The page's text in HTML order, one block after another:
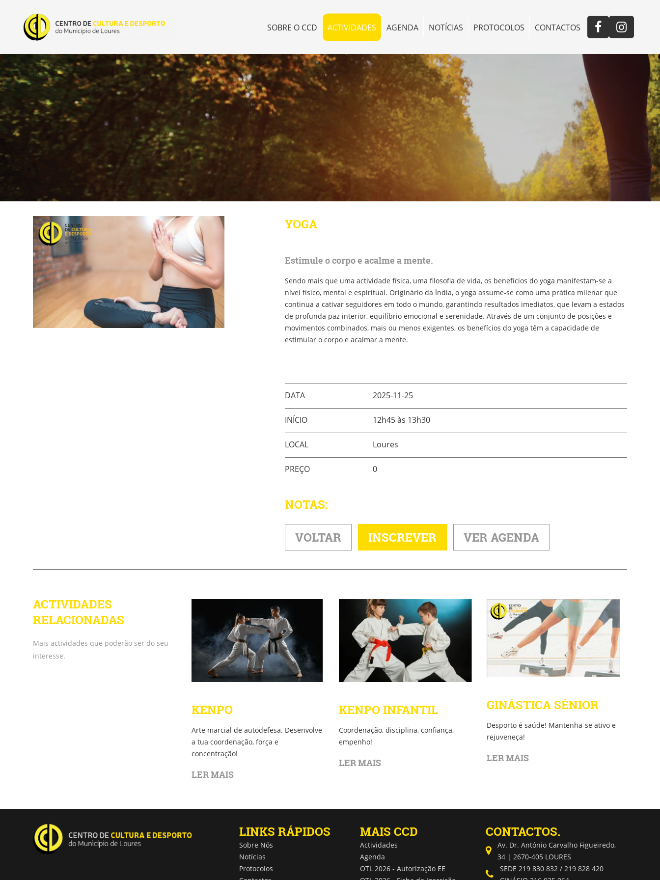
SOBRE O CCD ACTIVIDADES AGENDA NOTÍCIAS PROTOCOLOS CONTACTOS
YOGA
Estimule o corpo e acalme a mente.
Sendo mais que uma actividade física, uma filosofia de vida, os benefícios do yoga manifestam-se a
nível físico, mental e espiritual. Originário da Índia, o yoga assume-se como uma prática milenar que
continua a cativar seguidores em todo o mundo, garantindo resultados imediatos, que levam a estados
de profunda paz interior, equilíbrio emocional e serenidade. Através de um conjunto de posições e
movimentos combinados, mais ou menos exigentes, os benefícios do yoga têm a capacidade de
estimular o corpo e acalmar a mente.
DATA 2025-11-25
INÍCIO 12h45 às 13h30
LOCAL Loures
PREÇO 0
NOTAS:
VOLTAR INSCREVER VER AGENDA
ACTIVIDADES
RELACIONADAS
Mais actividades que poderão ser do seu
interesse.
KENPO
Arte marcial de autodefesa. Desenvolve
a tua coordenação, força e
concentração!
LER MAIS
KENPO INFANTIL
Coordenação, disciplina, confiança,
empenho!
LER MAIS
GINÁSTICA SÉNIOR
Desporto é saúde! Mantenha-se ativo e
rejuveneça!
LER MAIS
LINKS RÁPIDOS
Sobre Nós
Notícias
Protocolos
MAIS CCD
Actividades
Agenda
OTL 2026 - Autorização EE
CONTACTOS.
Av. Dr. António Carvalho Figueiredo,
34 | 2670-405 LOURES
SEDE 219 830 832 / 219 828 420